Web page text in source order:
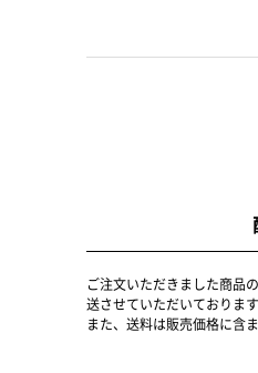
ご注文いただきました商品
送させていただいております
また、送料は販売価格に含